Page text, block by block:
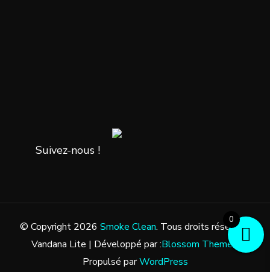
Suivez-nous !
© Copyright 2026 Smoke Clean. Tous droits réservés.
Vandana Lite | Développé par :Blossom Themes
Propulsé parWordPress
0